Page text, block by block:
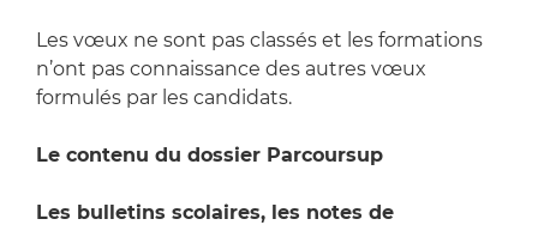
Les vœux ne sont pas classés et les formations
n’ont pas connaissance des autres vœux
formulés par les candidats.
Le contenu du dossier Parcoursup
Les bulletins scolaires, les notes de